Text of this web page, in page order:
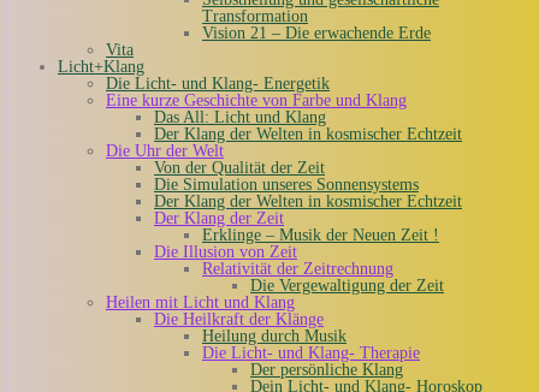
Transformation
Vision 21 – Die erwachende Erde
Vita
Licht+Klang
Die Licht- und Klang- Energetik
Eine kurze Geschichte von Farbe und Klang
Das All: Licht und Klang
Der Klang der Welten in kosmischer Echtzeit
Die Uhr der Welt
Von der Qualität der Zeit
Die Simulation unseres Sonnensystems
Der Klang der Welten in kosmischer Echtzeit
Der Klang der Zeit
Erklinge – Musik der Neuen Zeit !
Die Illusion von Zeit
Relativität der Zeitrechnung
Die Vergewaltigung der Zeit
Heilen mit Licht und Klang
Die Heilkraft der Klänge
Heilung durch Musik
Die Licht- und Klang- Therapie
Der persönliche Klang
Dein Licht- und Klang- Horoskop